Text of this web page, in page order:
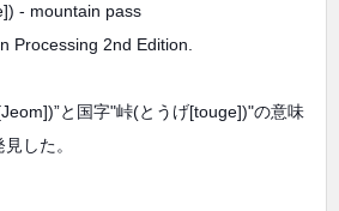
- mountain pass
Processing 2nd Edition.
と国字"峠(とうげ[touge])"の意味
した。